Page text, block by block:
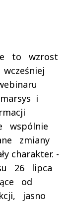
to wzrost
i
wspólnie
zmiany
charakter. -
26 lipca
od
jasno